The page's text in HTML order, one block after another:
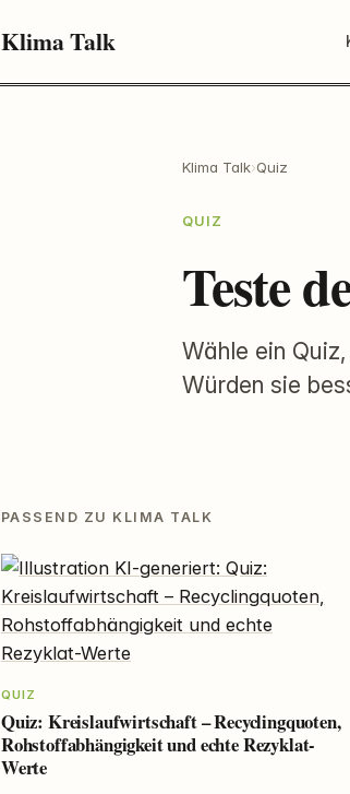
Klima Talk
Klima Talk›Quiz
QUIZ
Teste
Wähle ein
Würden sie
PASSEND ZU KLIMA TALK
QUIZ
Quiz: Kreislaufwirtschaft – Recyclingquoten,
Rohstoffabhängigkeit und echte Rezyklat-
Werte